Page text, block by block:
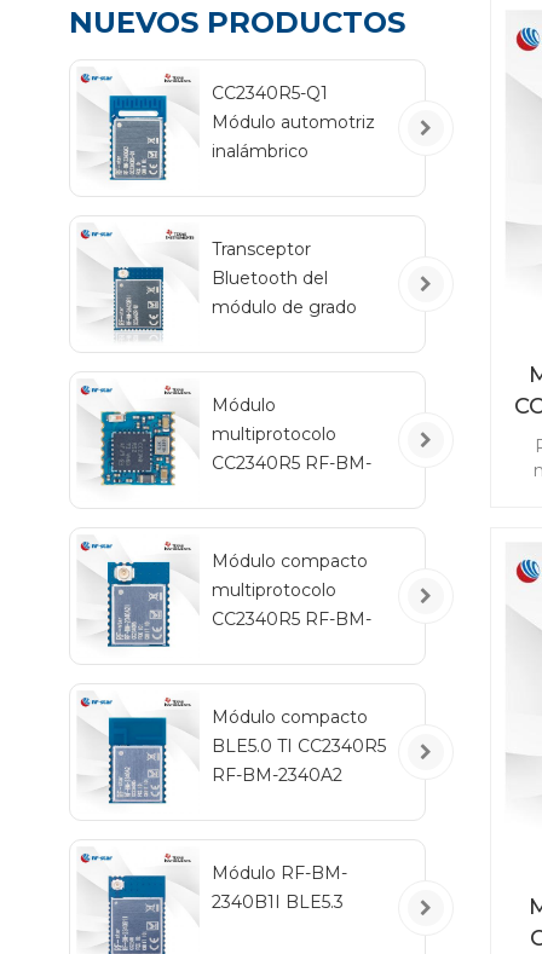
NUEVOS PRODUCTOS
CC2340R5-Q1
Módulo automotriz
inalámbrico
2340QB1
Transceptor
Bluetooth del
módulo de grado
vehículos
Módulo
multiprotocolo
CC2340R5 RF-BM-
Módulo compacto
multiprotocolo
CC2340R5 RF-BM-
Módulo compacto
BLE5.0 TI CC2340R5
RF-BM-2340A2
Módulo RF-BM-
2340B1I BLE5.3